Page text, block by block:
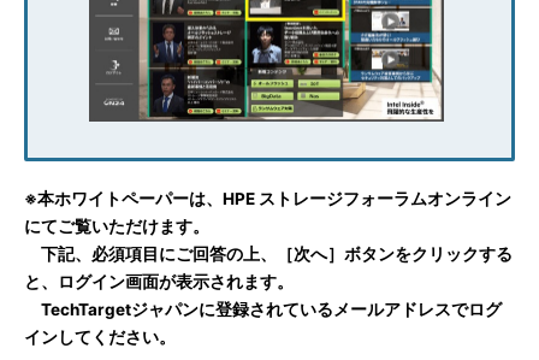
※本ホワイトペーパーは、HPE ストレージフォーラムオンライン
にてご覧いただけます。
下記、必須項目にご回答の上、［次へ］ボタンをクリックする
と、ログイン画面が表示されます。
TechTargetジャパンに登録されているメールアドレスでログ
インしてください。